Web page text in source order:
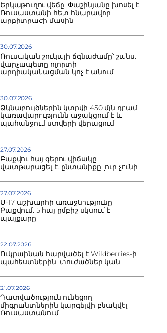
Երկաթուղու վեճը. Փաշինյանը խոսել է
Ռուսաստանի հետ հնարավոր
արբիտրաժի մասին
30.07.2026
Ռուսական շուկայի ճգնաժամը՝ շանս.
վարչապետը ոլորտի
արդիականացման կոչ է անում
30.07.2026
Ձկնաբույծներին կտրվի 450 մլն դրամ.
կառավարությունն աջակցում է և
պահանջում ստվերի վերացում
27.07.2026
Բաքվու հայ գերու վիճակը
վատթարացել է. ընտանիքը լուր չունի
27.07.2026
Մ-17 աշխարհի առաջնությունը
Բաքվում. 5 հայ ըմբիշ սկսում է
պայքարը
22.07.2026
Ուկրաինան հարվածել է Wildberries-ի
պահեստներին, տուժածներ կան
21.07.2026
Դատվածություն ունեցող
միգրանտներին կարգելվի բնակվել
Ռուսաստանում